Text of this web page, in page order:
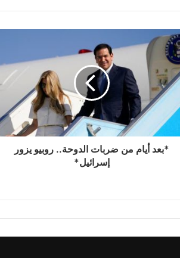
أسرة الشاب القتيل محمد احمد عكود
تكشف عن نيتها الاعتصام أمام مكاتب
الداخلية
مقتل صبي في هجوم معاد للمسلمين في
الولايات المتحدة
الولايات المتحدة: عشرات القتلى والجرحى
في حادث إطلاق نار مروع بولاية مين
مصر.. المتهم “عتيد الإجرام”
*بعد أيام من ضربات الدوحة.. روبيو يزور
إسرائيل*